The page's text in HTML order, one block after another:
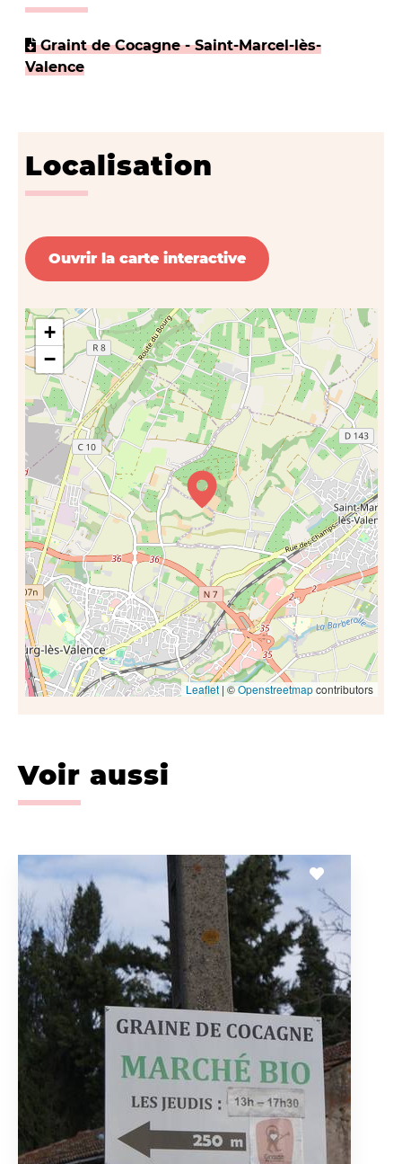
Graint de Cocagne - Saint-Marcel-lès-
Valence
Localisation
Ouvrir la carte interactive
+
−
Leaflet| ©Openstreetmapcontributors
Voir aussi